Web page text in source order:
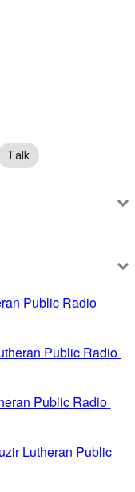
Talk
Public Radio
Public Radio
Public Radio
Lutheran Public